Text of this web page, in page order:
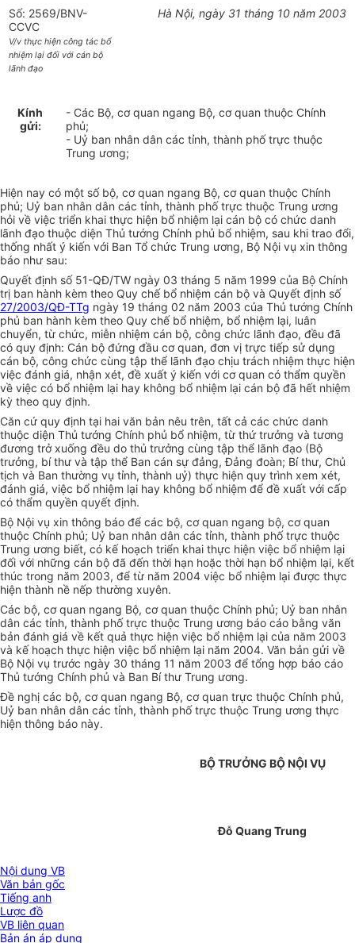
Số: 2569/BNV-
CCVC
V/v thực hiện công tác bổ
nhiệm lại đối với cán bộ
lãnh đạo
Hà Nội, ngày 31 tháng 10 năm 2003
Kính
gửi:
- Các Bộ, cơ quan ngang Bộ, cơ quan thuộc Chính
phủ;
- Uỷ ban nhân dân các tỉnh, thành phố trực thuộc
Trung ương;
Hiện nay có một số bộ, cơ quan ngang Bộ, cơ quan thuộc Chính
phủ; Uỷ ban nhân dân các tỉnh, thành phố trực thuộc Trung ương
hỏi về việc triển khai thực hiện bổ nhiệm lại cán bộ có chức danh
lãnh đạo thuộc diện Thủ tướng Chính phủ bổ nhiệm, sau khi trao đổi,
thống nhất ý kiến với Ban Tổ chức Trung ương, Bộ Nội vụ xin thông
báo như sau:
Quyết định số 51-QĐ/TW ngày 03 tháng 5 năm 1999 của Bộ Chính
trị ban hành kèm theo Quy chế bổ nhiệm cán bộ và Quyết định số
27/2003/QĐ-TTg ngày 19 tháng 02 năm 2003 của Thủ tướng Chính
phủ ban hành kèm theo Quy chế bổ nhiệm, bổ nhiệm lại, luân
chuyển, từ chức, miễn nhiệm cán bộ, công chức lãnh đạo, đều đã
có quy định: Cán bộ đứng đầu cơ quan, đơn vị trực tiếp sử dụng
cán bộ, công chức cùng tập thể lãnh đạo chịu trách nhiệm thực hiện
việc đánh giá, nhận xét, đề xuất ý kiến với cơ quan có thẩm quyền
về việc có bổ nhiệm lại hay không bổ nhiệm lại cán bộ đã hết nhiệm
kỳ theo quy định.
Căn cứ quy định tại hai văn bản nêu trên, tất cả các chức danh
thuộc diện Thủ tướng Chính phủ bổ nhiệm, từ thứ trưởng và tương
đương trở xuống đều do thủ trưởng cùng tập thể lãnh đạo (Bộ
trưởng, bí thư và tập thể Ban cán sự đảng, Đảng đoàn; Bí thư, Chủ
tịch và Ban thường vụ tỉnh, thành uỷ) thực hiện quy trình xem xét,
đánh giá, việc bổ nhiệm lại hay không bổ nhiệm để đề xuất với cấp
có thẩm quyền quyết định.
Bộ Nội vụ xin thông báo để các bộ, cơ quan ngang bộ, cơ quan
thuộc Chính phủ; Uỷ ban nhân dân các tỉnh, thành phố trực thuộc
Trung ương biết, có kế hoạch triển khai thực hiện việc bổ nhiệm lại
đối với những cán bộ đã đến thời hạn hoặc thời hạn bổ nhiệm lại, kết
thúc trong năm 2003, để từ năm 2004 việc bổ nhiệm lại được thực
hiện thành nề nếp thường xuyên.
Các bộ, cơ quan ngang Bộ, cơ quan thuộc Chính phủ; Uỷ ban nhân
dân các tỉnh, thành phố trực thuộc Trung ương báo cáo bằng văn
bản đánh giá về kết quả thực hiện việc bổ nhiệm lại của năm 2003
và kế hoạch thực hiện việc bổ nhiệm lại năm 2004. Văn bản gửi về
Bộ Nội vụ trước ngày 30 tháng 11 năm 2003 để tổng hợp báo cáo
Thủ tướng Chính phủ và Ban Bí thư Trung ương.
Đề nghị các bộ, cơ quan ngang Bộ, cơ quan trực thuộc Chính phủ,
Uỷ ban nhân dân các tỉnh, thành phố trực thuộc Trung ương thực
hiện thông báo này.
BỘ TRƯỞNG BỘ NỘI VỤ
Đỗ Quang Trung
Nội dung VB
Văn bản gốc
Tiếng anh
Lược đồ
VB liên quan
Bản án áp dụng